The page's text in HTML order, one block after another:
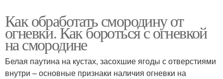
Как обработать смородину от
огневки. Как бороться с огневкой
на смородине
Белая паутина на кустах, засохшие ягоды с отверстиями
внутри – основные признаки наличия огневки на